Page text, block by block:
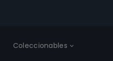
Coleccionables